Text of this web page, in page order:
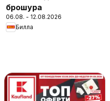
брошура
06.08. - 12.08.2026
Билла